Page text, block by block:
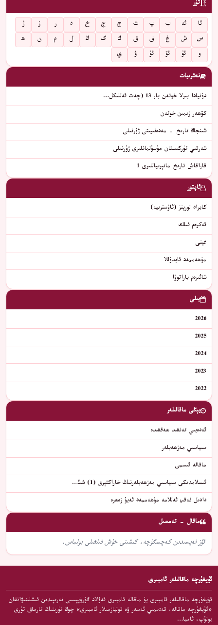
تۈر
ئا ئە ب پ ت ج چ خ د ر ز
ژ
س
ش غ ف ق ك گ ڭ ل م ن
ھ
و
ئۇ ئۆ ئۈ ۋ ي
نەشرىيات
دۇنيادا بىرلا خوتەن بار 13 (چەت ئەللىكل…
گۆھەر زىمىن خوتەن
شىنجاڭ تارىخ - مەدەنىيىتى ژۇرنىلى
شەرقىي تۈركىستان مۇسۇلمانلىرى ژۇرنىلى
قاراقاش تارىخ ماتېرىياللىرى 1
ئاپتور
كابراد لورېنز (ئاۋسترىيە)
ئەكرەم ئىلك
غېنى
مۇھەممەد ئابدۇللا
شائىرەم باراتوۋا
يىلى
2026
2025
2024
2023
2022
يېڭى ماقالىلەر
ئەدەبىي تەنقىد ھەققىدە
سىياسىي مەزھەبلەر
ماقالە ئىسمى
ئىسلامدىكى سىياسىي مەزھەبلەرنىڭ خاراكتېرى (1) شىئ…
دادىل فەقىھ ئەللامە مۇھەممەد ئەبۇ زەھرە
ماقال - تەمسىل
ئۆز نەپسىدىن كەچمىگۈچە، كىشىنى خۇش قىلغىلى بولماس.
ئۇيغۇرچە ماقالىلەر ئامبىرى
ئۇيغۇرچە ماقالىلەر ئامبىرى بۇ ماقالە ئامبىرى ئەۋلاد گۇرۇپپىسى تەرىپىدىن ئىشلىنىۋاتقان
«ئۇيغۇرچە ماقالە، قەدىمىي ئەسەر ۋە قوليازمىلار ئامبىرى» چوڭ تۈرىنىڭ تارماق تۈرى
بولۇپ، ئامبا…